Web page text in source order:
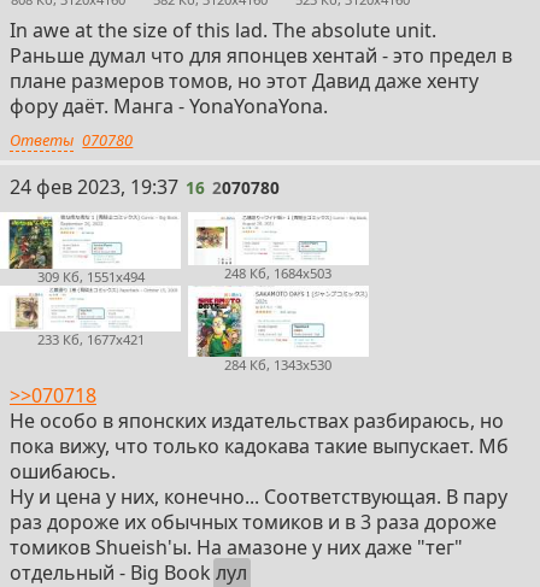
In awe at the size of this lad. The absolute unit.
Раньше думал что для японцев хентай - это предел в
плане размеров томов, но этот Давид даже хенту
фору даёт. Манга - YonaYonaYona.
Ответы 070780
16
24 фев 2023, 19:37 16 2070780
309 Кб, 1551x494 248 Кб, 1684x503
233 Кб, 1677x421
284 Кб, 1343x530
>>070718
Не особо в японских издательствах разбираюсь, но
пока вижу, что только кадокава такие выпускает. Мб
ошибаюсь.
Ну и цена у них, конечно... Соответствующая. В пару
раз дороже их обычных томиков и в 3 раза дороже
томиков Shueish'ы. На амазоне у них даже "тег"
отдельный - Big Book лул